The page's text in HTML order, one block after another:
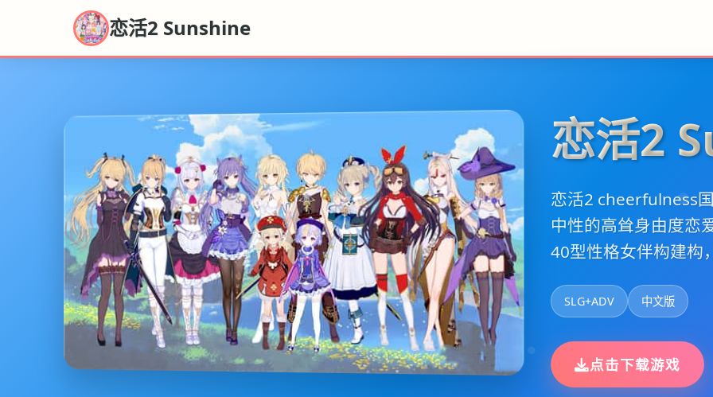
恋活2 Sunshine
恋活2
恋活2 cheerfulness
中性的高耸身由度恋
40型性格女伴构建构
SLG+ADV 中文版
点击下载游戏